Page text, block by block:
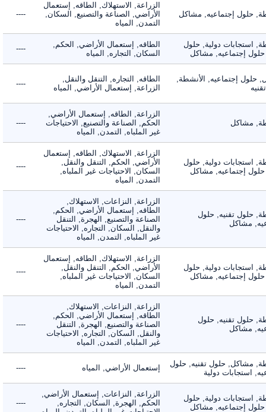
حلول إجتماعيه, مشاكل
الزراعة, الاستهلاك, الطاقه, إستعمال
الأراضي, الصناعة والتصنيع, السكان,
التمدن, المياه
----
استجابات دولية, حلول
إجتماعيه, مشاكل
الطاقه, إستعمال الأراضي, الحكم,
السكان, التجاره, المياه
----
إجتماعيه, الأنشطة,
الطاقه, التجاره, التنقل والنقل,
الزراعة, إستعمال الأراضي, المياه
----
مشاكل
الزراعة, الطاقه, إستعمال الأراضي,
الحكم, الصناعة والتصنيع, الاحتياجات
غير الملباه, التمدن, المياه
----
استجابات دولية, حلول
إجتماعيه, مشاكل
الزراعة, الاستهلاك, الطاقه, إستعمال
الأراضي, الحكم, التنقل والنقل,
السكان, الاحتياجات غير الملباه,
التمدن, المياه
----
حلول تقنيه, حلول
مشاكل
الزراعة, النزاعات, الاستهلاك,
الطاقه, إستعمال الأراضي, الحكم,
الصناعة والتصنيع, الهجرة, التنقل
والنقل, السكان, التجاره, الاحتياجات
غير الملباه, التمدن, المياه
----
استجابات دولية, حلول
إجتماعيه, مشاكل
الزراعة, الاستهلاك, الطاقه, إستعمال
الأراضي, الحكم, التنقل والنقل,
السكان, الاحتياجات غير الملباه,
التمدن, المياه
----
حلول تقنيه, حلول
مشاكل
الزراعة, النزاعات, الاستهلاك,
الطاقه, إستعمال الأراضي, الحكم,
الصناعة والتصنيع, الهجرة, التنقل
والنقل, السكان, التجاره, الاحتياجات
غير الملباه, التمدن, المياه
----
مشاكل, حلول تقنيه, حلول
استجابات دولية
إستعمال الأراضي, المياه ----
استجابات دولية, حلول
إجتماعيه, مشاكل
الزراعة, النزاعات, إستعمال الأراضي,
الحكم, الهجرة, السكان, التجاره,
----